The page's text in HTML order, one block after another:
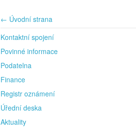
← Úvodní strana
Kontaktní spojení
Povinné informace
Podatelna
Finance
Registr oznámení
Úřední deska
Aktuality